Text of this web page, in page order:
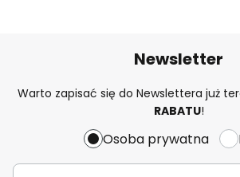
Newsletter
Warto zapisać się do Newslettera już
RABATU!
Osoba prywatna